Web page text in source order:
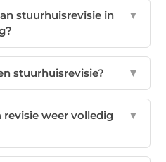
stuurhuisrevisie in
▼
stuurhuisrevisie? ▼
weer volledig
▼